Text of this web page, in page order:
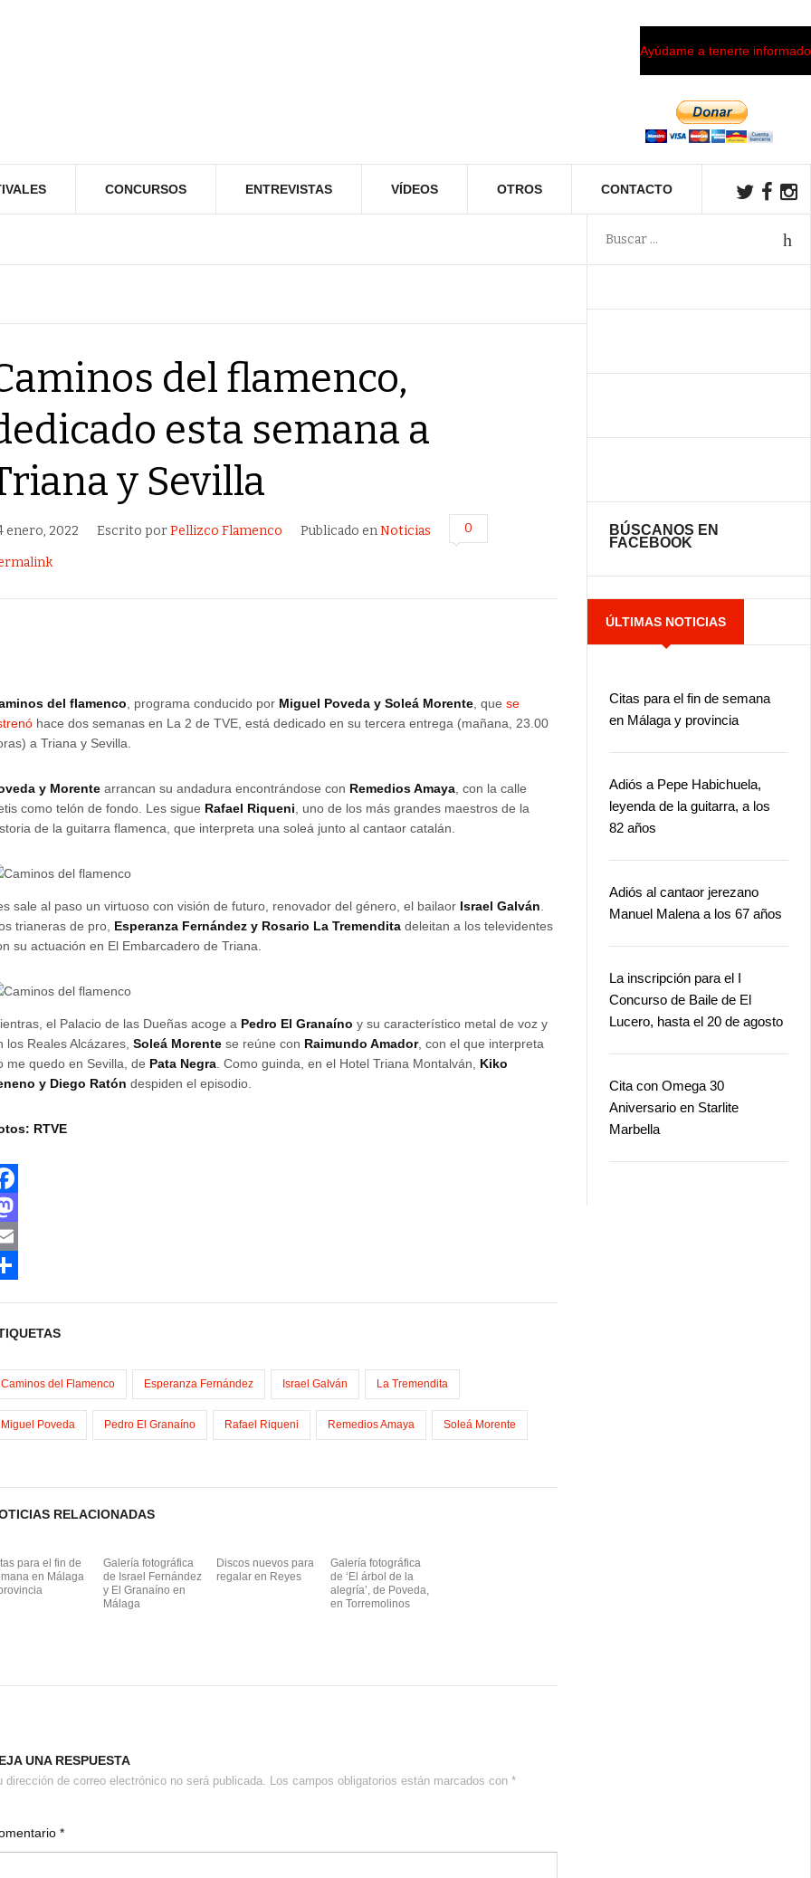
Ayúdame a tenerte informado
CONCURSOS ENTREVISTAS VÍDEOS OTROS CONTACTO
del flamenco,
esta semana a
y Sevilla
enero, 2022 Escrito porPellizco Flamenco Publicado enNoticias 0
del flamenco , programa conducido por Miguel Poveda y Soleá Morente , quese
hace dos semanas en La 2 de TVE, está dedicado en su tercera entrega (mañana, 23.00
a Triana y Sevilla.
y Morente arrancan su andadura encontrándose con Remedios Amaya , con la calle
como telón de fondo. Les sigue Rafael Riqueni , uno de los más grandes maestros de la
de la guitarra flamenca, que interpreta una soleá junto al cantaor catalán.
sale al paso un virtuoso con visión de futuro, renovador del género, el bailaor Israel Galván
trianeras de pro, Esperanza Fernández y Rosario La Tremendita deleitan a los televidentes
su actuación en El Embarcadero de Triana.
el Palacio de las Dueñas acoge a Pedro El Granaíno y su característico metal de voz y
los Reales Alcázares,Soleá Morente se reúne con Raimundo Amador, con el que interpreta
me quedo en Sevilla, de Pata Negra . Como guinda, en el Hotel Triana Montalván, Kiko
y Diego Ratón despiden el episodio.
RTVE
Caminos del Flamenco Esperanza Fernández Israel Galván La Tremendita
Miguel Poveda Pedro El Granaíno Rafael Riqueni Remedios Amaya Soleá Morente
RELACIONADAS
para el fin de
en Málaga
Galería fotográfica
de Israel Fernández
y El Granaíno en
Málaga
Discos nuevos para
regalar en Reyes
Galería fotográfica
de ‘El árbol de la
alegría’, de Poveda,
en Torremolinos
UNA RESPUESTA
dirección de correo electrónico no será publicada. Los campos obligatorios están marcados con*
*
BÚSCANOS EN
FACEBOOK
ÚLTIMAS NOTICIAS
Citas para el fin de semana
en Málaga y provincia
Adiós a Pepe Habichuela,
leyenda de la guitarra, a los
82 años
Adiós al cantaor jerezano
Manuel Malena a los 67 años
La inscripción para el I
Concurso de Baile de El
Lucero, hasta el 20 de agosto
Cita con Omega 30
Aniversario en Starlite
Marbella